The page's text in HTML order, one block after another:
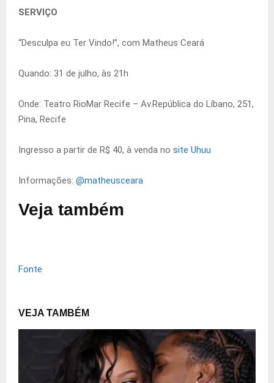
SERVIÇO
“Desculpa eu Ter Vindo!”, com Matheus Ceará
Quando: 31 de julho, às 21h
Onde: Teatro RioMar Recife – Av.República do Líbano, 251,
Pina, Recife
Ingresso a partir de R$ 40, à venda no site Uhuu
Informações: @matheusceara
Veja também
Fonte
VEJA TAMBÉM